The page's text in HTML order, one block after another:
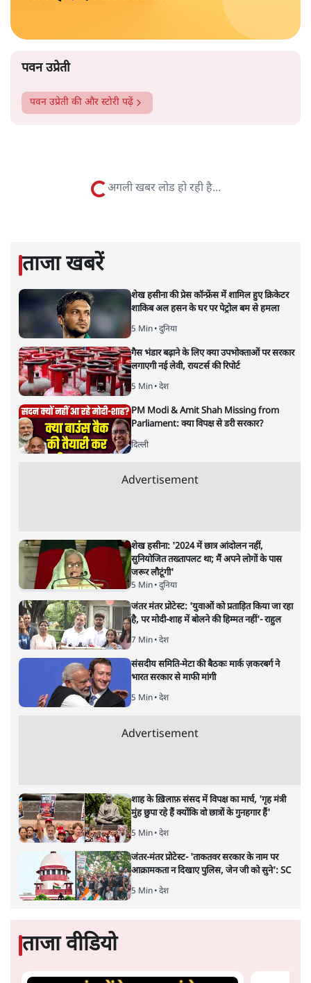
ऐसा होता है। कुछ मंदिर ऐसे हैं जहां माहवारी के दौरान उन्हें मंदिर
के अंदर नहीं जाने को कहा जाता है। कुछ ऐसे भी हैं, जहां माहवारी
पटबउसी सत्र मंदिर
सत्य हिन्दी ऐपडाउनलोड करें
पवन उप्रेती
पवन उप्रेतीकी और स्टोरी पढ़ें
अगली खबर लोड हो रही है...
ताजा खबरें
शेख हसीना की प्रेस कॉन्फ्रेंस में शामिल हुए क्रिकेटर
गैस भंडार बढ़ाने के लिए क्या उपभोक्ताओं पर सरकार
लगाएगी नई लेवी, रायटर्स की रिपोर्ट
5 Min•देश
PM Modi & Amit Shah Missing from
Parliament: क्या विपक्ष से डरी सरकार?
दिल्ली
Advertisement
शेख हसीना: '2024 में छात्र आंदोलन नहीं,
जंतर मंतर प्रोटेस्ट: 'युवाओं को प्रताड़ित किया जा रहा
है, पर मोदी-शाह में बोलने की हिम्मत नहीं'- राहुल
7 Min• देश
संसदीय समिति-मेटा की बैठकः मार्क ज़करबर्ग ने
भारत सरकार से माफी मांगी
5 Min• देश